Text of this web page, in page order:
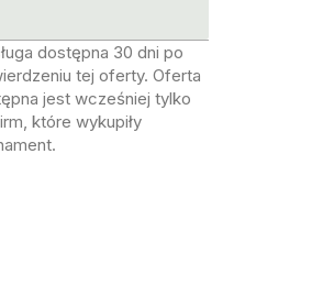
dostępna 30 dni po
tej oferty. Oferta
jest wcześniej tylko
które wykupiły